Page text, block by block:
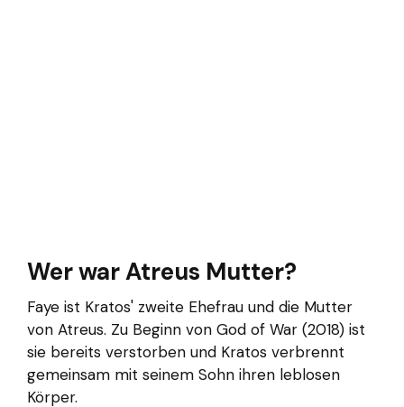
Wer war Atreus Mutter?
Faye ist Kratos' zweite Ehefrau und die Mutter
von Atreus. Zu Beginn von God of War (2018) ist
sie bereits verstorben und Kratos verbrennt
gemeinsam mit seinem Sohn ihren leblosen
Körper.